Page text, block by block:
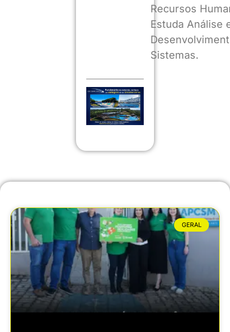
Recursos
Estuda Análise
Sistemas.
GERAL